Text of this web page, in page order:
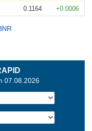
0.1164 +0.0006
07.08.2026